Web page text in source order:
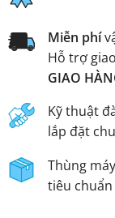
Miễn phí
Hỗ trợ
GIAO
Kỹ thuật
lắp đặt
Thùng
tiêu chuẩn